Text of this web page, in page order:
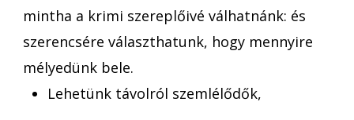
mintha a krimi szereplőivé válhatnánk: és
szerencsére választhatunk, hogy mennyire
mélyedünk bele.
Lehetünk távolról szemlélődők,